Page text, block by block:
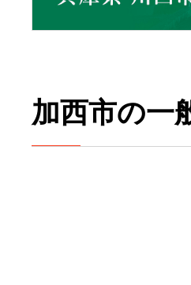
加西市の一